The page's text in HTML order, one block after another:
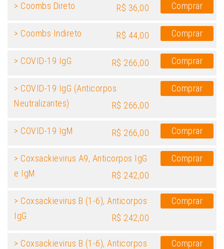
> Coombs Direto R$ 36,00 Comprar
> Coombs Indireto R$ 44,00 Comprar
> COVID-19 IgG R$ 266,00 Comprar
> COVID-19 IgG (Anticorpos
Neutralizantes)
R$ 266,00
Comprar
> COVID-19 IgM R$ 266,00 Comprar
> Coxsackievirus A9, Anticorpos IgG
e IgM
R$ 242,00
Comprar
> Coxsackievirus B (1-6), Anticorpos
IgG
R$ 242,00
Comprar
> Coxsackievirus B (1-6), Anticorpos
Comprar